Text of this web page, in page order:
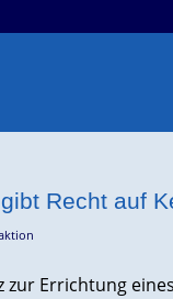
Recht auf
zur Errichtung